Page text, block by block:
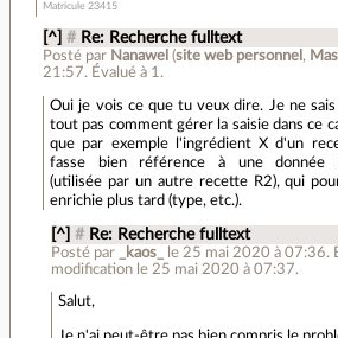
Matricule 23415
[^] # Re: Recherche fulltext
Posté par Nanawel (site web personnel ,
21:57. Évalué à 1 .
Oui je vois ce que tu veux dire. Je ne
tout pas comment gérer la saisie dans ce
que par exemple l'ingrédient X d'un
fasse bien référence à une donnée
(utilisée par un autre recette R2), qui
enrichie plus tard (type, etc.).
[^] # Re: Recherche fulltext
Posté par _kaos_ le 25 mai 2020 à 07:36.
modification le 25 mai 2020 à 07:37.
Salut,